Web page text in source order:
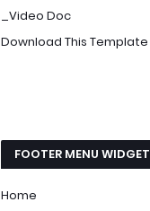
_Video Doc
Download This Template
FOOTER MENU WIDGET
Home